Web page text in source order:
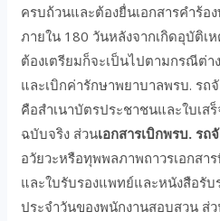
ครบถ้วนและต้องยื่นเอกสารคำร้อ
ภายใน 180 วันหลังจากเกิดอุบัติเ
ต้องเตรียมก็จะเป็นไปตามกรณีต่า
และเบิกค่ารักษาพยาบาลพรบ. รถ
คือสำเนาบัตรประชาชนและใบเส
ฉบับจริง ส่วนเอกสารเบิกพรบ. รถ
อวัยวะหรือทุพพลภาพถาวรเอกสา
และใบรับรองแพทย์และหนังสือรั
ประจำวันของพนักงานสอบสวน ส่